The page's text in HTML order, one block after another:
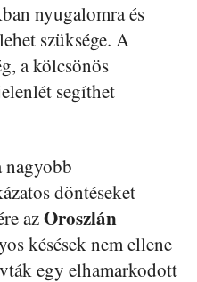
nyugalomra és
szüksége. A
a kölcsönös
segíthet
nagyobb
döntéseket
azOroszlán
késések nem ellene
egy elhamarkodott